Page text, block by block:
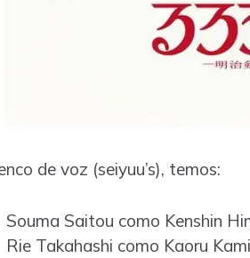
de voz (seiyuu’s), temos:
Souma Saitou como Kenshin
Rie Takahashi como Kaoru